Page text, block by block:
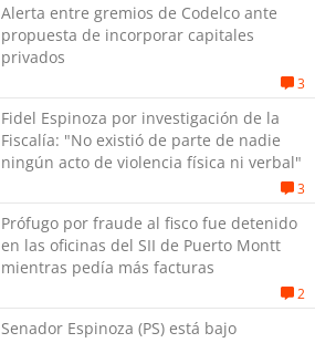
Alerta entre gremios de Codelco ante
propuesta de incorporar capitales
privados
3
Fidel Espinoza por investigación de la
Fiscalía: "No existió de parte de nadie
ningún acto de violencia física ni verbal"
3
Prófugo por fraude al fisco fue detenido
en las oficinas del SII de Puerto Montt
mientras pedía más facturas
2
Senador Espinoza (PS) está bajo